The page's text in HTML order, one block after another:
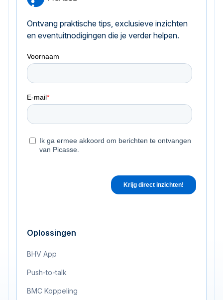
Ontvang praktische tips, exclusieve inzichten
en eventuitnodigingen die je verder helpen.
Oplossingen
BHV App
Push-to-talk
BMC Koppeling